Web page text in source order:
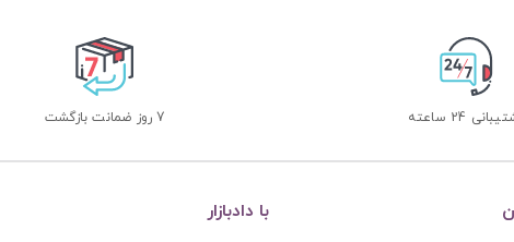
24 ساعته 7 روز ضمانت بازگشت
با دادبازار